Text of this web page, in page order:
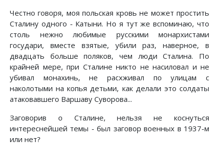
Честно говоря, моя польская кровь не может простить
Сталину одного - Катыни. Но я тут же вспоминаю, что
столь нежно любимые русскими монархистами
государи, вместе взятые, убили раз, наверное, в
двадцать больше поляков, чем люди Сталина. По
крайней мере, при Сталине никто не насиловал и не
убивал монахинь, не расхживал по улицам с
наколотыми на копья детьми, как делали это солдаты
атаковавшего Варшаву Суворова...
Заговорив о Сталине, нельзя не коснуться
интереснейшей темы - был заговор военных в 1937-м
или нет?